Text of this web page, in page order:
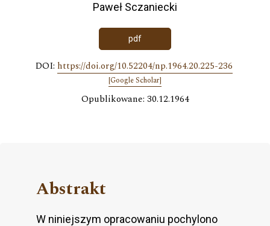
Paweł Sczaniecki
pdf
DOI: https://doi.org/10.52204/np.1964.20.225-236
[Google Scholar]
Opublikowane: 30.12.1964
Abstrakt
W niniejszym opracowaniu pochylono